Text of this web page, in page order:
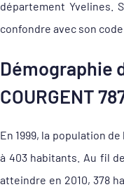
département Yvelines.
confondre avec son
Démographie
COURGENT
En 1999, la population de
à 403 habitants. Au fil
atteindre en 2010, 378